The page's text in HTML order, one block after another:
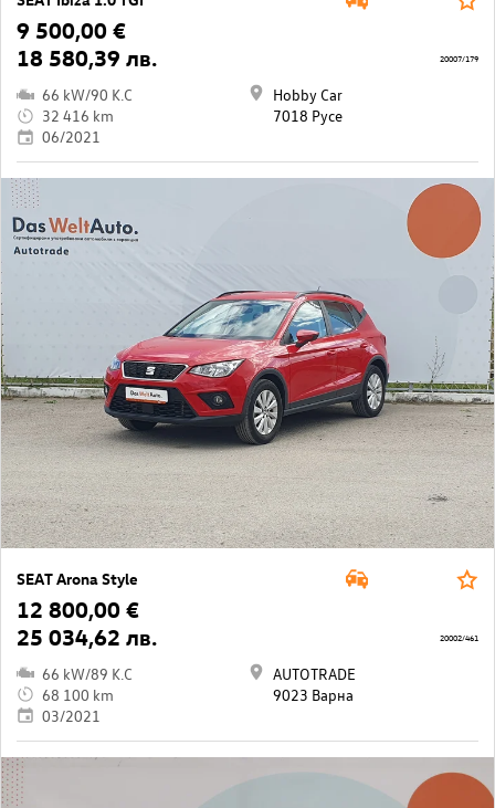
9 500,00 €
18 580,39 лв.
66 kW/90 K.C
32 416 km
06/2021
Hobby Car
7018 Русе
20007/179
SEAT Arona Style
12 800,00 €
25 034,62 лв.
66 kW/89 K.C
68 100 km
03/2021
AUTOTRADE
9023 Варна
20002/461